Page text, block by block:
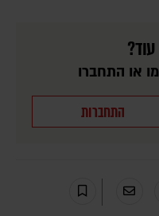
או התחברו
התחברות